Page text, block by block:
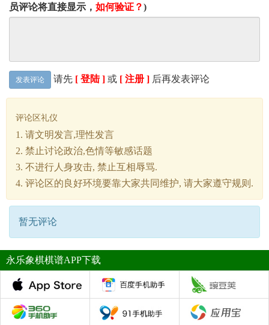
员评论将直接显示， 如何验证？)
发表评论 请先 [ 登陆 ] 或 [ 注册 ] 后再发表评论
评论区礼仪
1. 请文明发言,理性发言
2. 禁止讨论政治,色情等敏感话题
3. 不进行人身攻击, 禁止互相辱骂.
4. 评论区的良好环境要靠大家共同维护, 请大家遵守规则.
暂无评论
永乐象棋棋谱APP下载